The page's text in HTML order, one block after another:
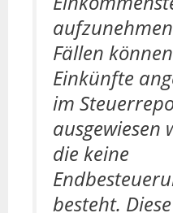
Fällen
Einkünfte
im
die keine
besteht.